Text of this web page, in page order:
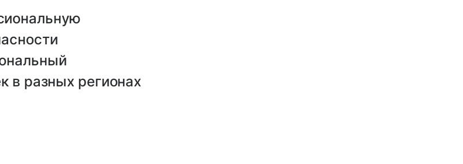
в разных регионах